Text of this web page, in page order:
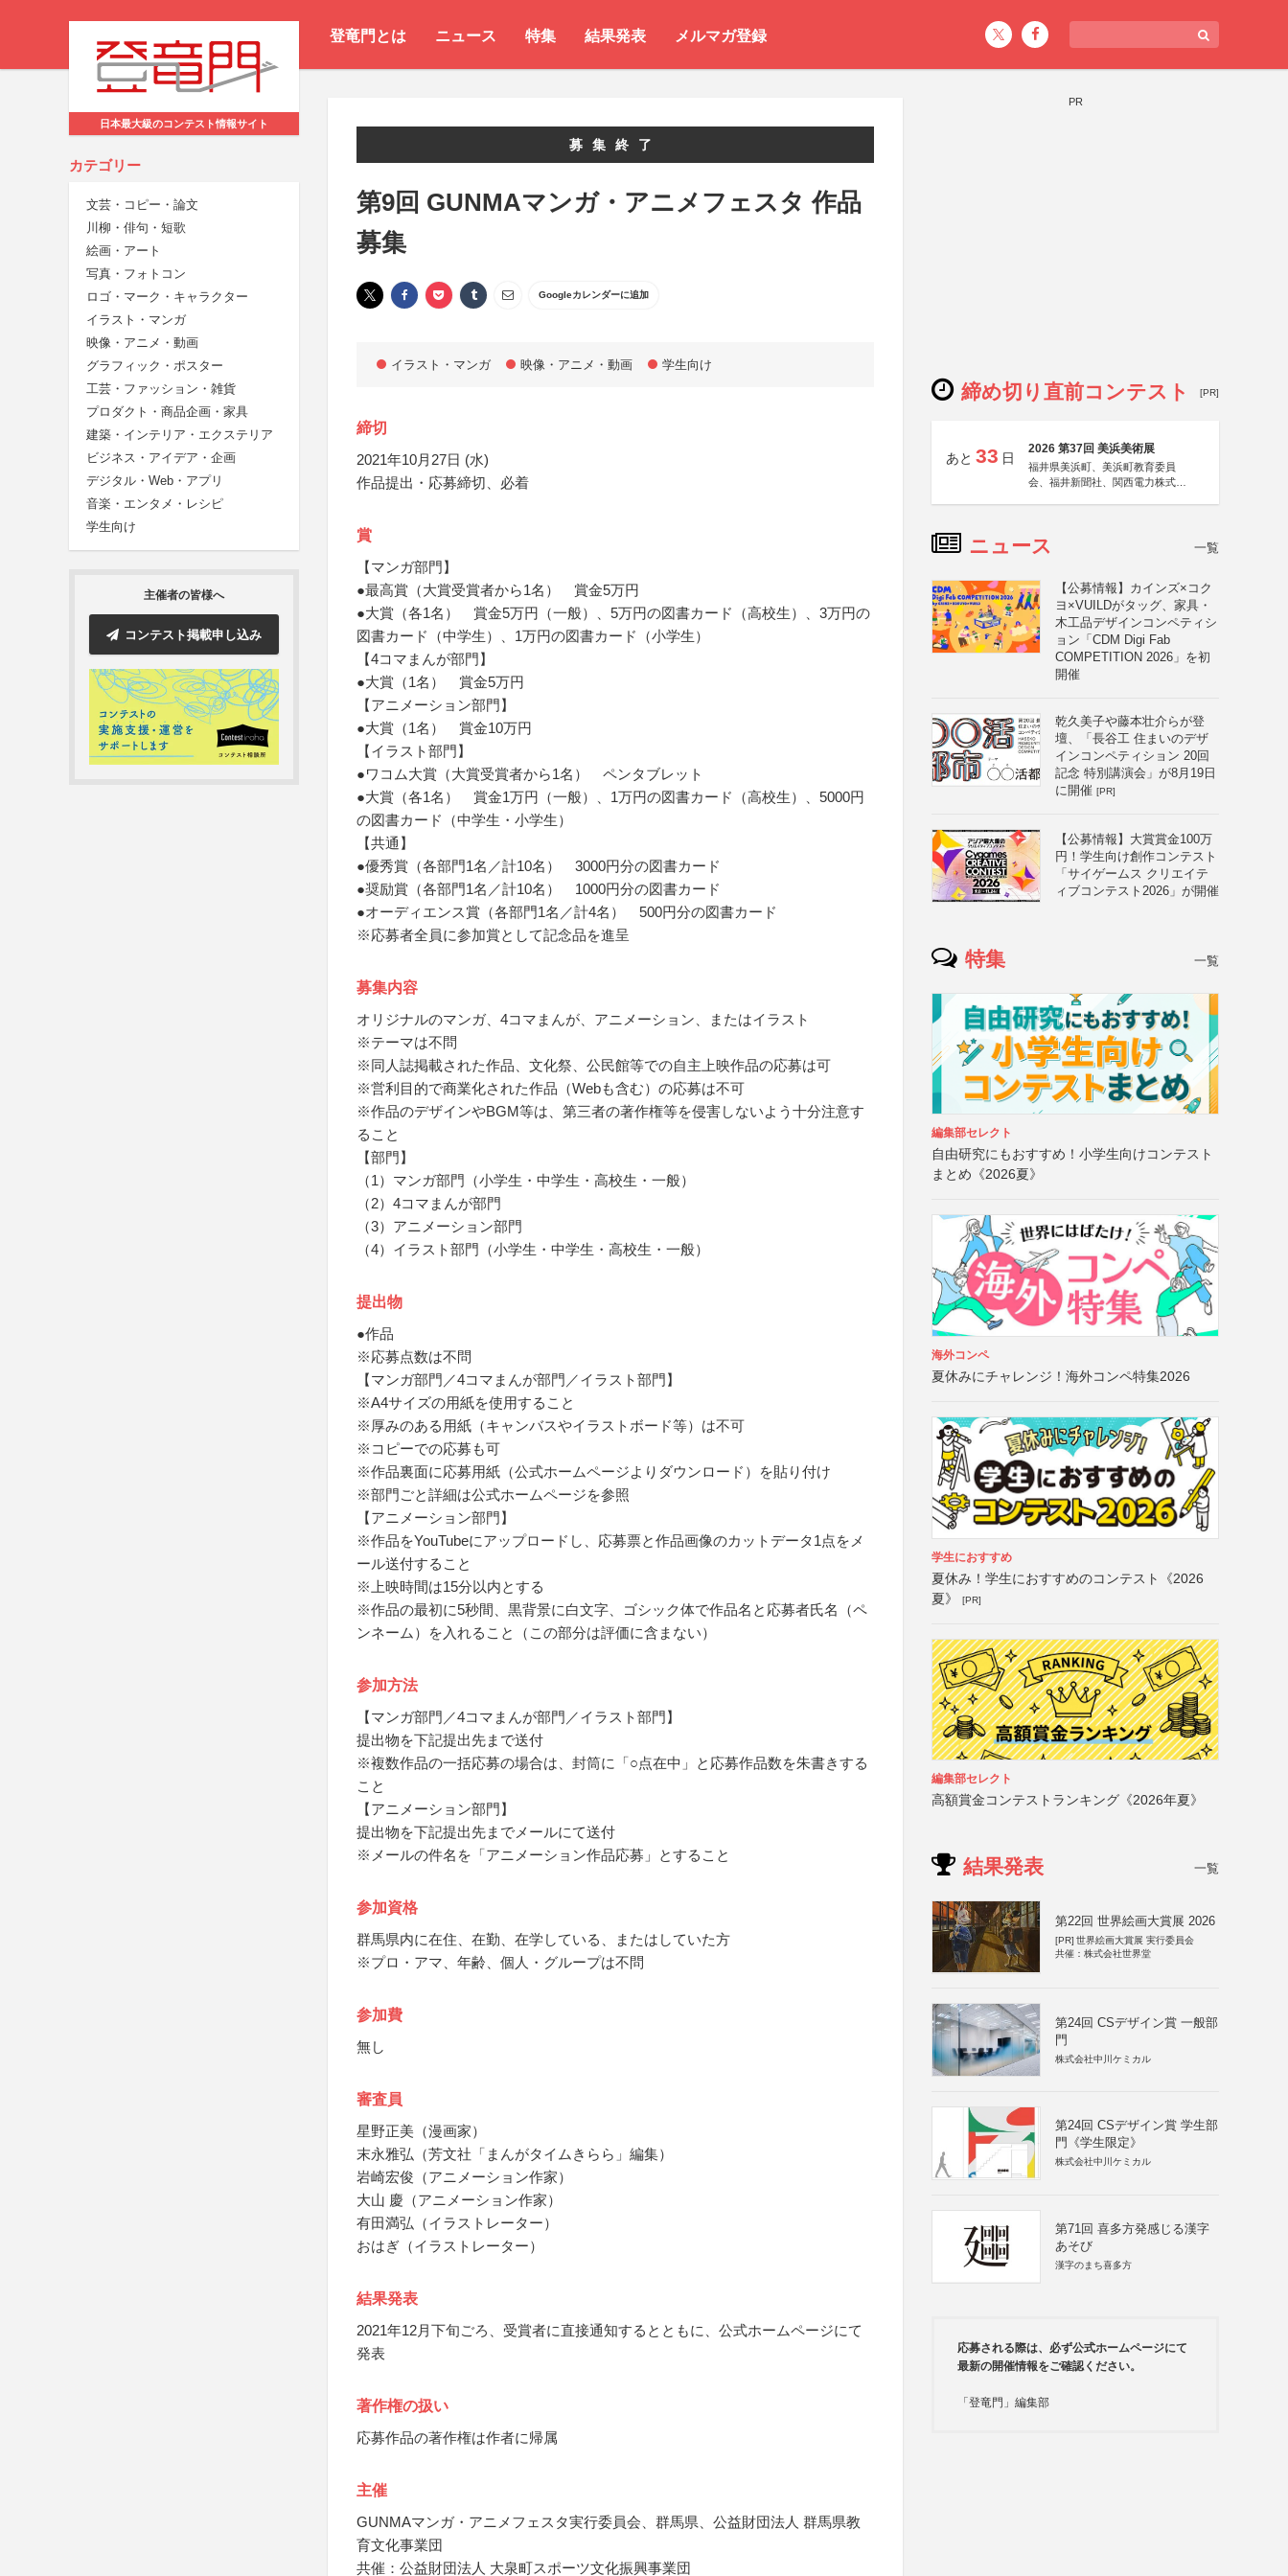
登竜門とは ニュース 特集 結果発表 メルマガ登録
日本最大級のコンテスト情報サイト
カテゴリー
文芸・コピー・論文
川柳・俳句・短歌
絵画・アート
写真・フォトコン
ロゴ・マーク・キャラクター
イラスト・マンガ
映像・アニメ・動画
グラフィック・ポスター
工芸・ファッション・雑貨
プロダクト・商品企画・家具
建築・インテリア・エクステリア
ビジネス・アイデア・企画
デジタル・Web・アプリ
音楽・エンタメ・レシピ
学生向け
主催者の皆様へ
コンテスト掲載申し込み
募集終了
第9回 GUNMAマンガ・アニメフェスタ 作品
募集
Googleカレンダーに追加
イラスト・マンガ 映像・アニメ・動画 学生向け
締切
2021年10月27日 (水)
作品提出・応募締切、必着
賞
【マンガ部門】
●最高賞（大賞受賞者から1名） 賞金5万円
●大賞（各1名） 賞金5万円（一般）、5万円の図書カード（高校生）、3万円の
図書カード（中学生）、1万円の図書カード（小学生）
【4コマまんが部門】
●大賞（1名） 賞金5万円
【アニメーション部門】
●大賞（1名） 賞金10万円
【イラスト部門】
●ワコム大賞（大賞受賞者から1名） ペンタブレット
●大賞（各1名） 賞金1万円（一般）、1万円の図書カード（高校生）、5000円
の図書カード（中学生・小学生）
【共通】
●優秀賞（各部門1名／計10名） 3000円分の図書カード
●奨励賞（各部門1名／計10名） 1000円分の図書カード
●オーディエンス賞（各部門1名／計4名） 500円分の図書カード
※応募者全員に参加賞として記念品を進呈
募集内容
オリジナルのマンガ、4コマまんが、アニメーション、またはイラスト
※テーマは不問
※同人誌掲載された作品、文化祭、公民館等での自主上映作品の応募は可
※営利目的で商業化された作品（Webも含む）の応募は不可
※作品のデザインやBGM等は、第三者の著作権等を侵害しないよう十分注意す
ること
【部門】
（1）マンガ部門（小学生・中学生・高校生・一般）
（2）4コマまんが部門
（3）アニメーション部門
（4）イラスト部門（小学生・中学生・高校生・一般）
提出物
●作品
※応募点数は不問
【マンガ部門／4コマまんが部門／イラスト部門】
※A4サイズの用紙を使用すること
※厚みのある用紙（キャンバスやイラストボード等）は不可
※コピーでの応募も可
※作品裏面に応募用紙（公式ホームページよりダウンロード）を貼り付け
※部門ごと詳細は公式ホームページを参照
【アニメーション部門】
※作品をYouTubeにアップロードし、応募票と作品画像のカットデータ1点をメ
ール送付すること
※上映時間は15分以内とする
※作品の最初に5秒間、黒背景に白文字、ゴシック体で作品名と応募者氏名（ペ
ンネーム）を入れること（この部分は評価に含まない）
参加方法
【マンガ部門／4コマまんが部門／イラスト部門】
提出物を下記提出先まで送付
※複数作品の一括応募の場合は、封筒に「○点在中」と応募作品数を朱書きする
こと
【アニメーション部門】
提出物を下記提出先までメールにて送付
※メールの件名を「アニメーション作品応募」とすること
参加資格
群馬県内に在住、在勤、在学している、またはしていた方
※プロ・アマ、年齢、個人・グループは不問
参加費
無し
審査員
星野正美（漫画家）
末永雅弘（芳文社「まんがタイムきらら」編集）
岩崎宏俊（アニメーション作家）
大山 慶（アニメーション作家）
有田満弘（イラストレーター）
おはぎ（イラストレーター）
結果発表
2021年12月下旬ごろ、受賞者に直接通知するとともに、公式ホームページにて
発表
著作権の扱い
応募作品の著作権は作者に帰属
主催
GUNMAマンガ・アニメフェスタ実行委員会、群馬県、公益財団法人 群馬県教
育文化事業団
共催：公益財団法人 大泉町スポーツ文化振興事業団
PR
締め切り直前コンテスト [PR]
あと 33 日
2026 第37回 美浜美術展
福井県美浜町、美浜町教育委員
会、福井新聞社、関西電力株式会
ニュース 一覧
【公募情報】カインズ×コク
ヨ×VUILDがタッグ、家具・
木工品デザインコンペティシ
ョン「CDM Digi Fab
COMPETITION 2026」を初
開催
乾久美子や藤本壮介らが登
壇、「長谷工 住まいのデザ
インコンペティション 20回
記念 特別講演会」が8月19日
に開催 [PR]
【公募情報】大賞賞金100万
円！学生向け創作コンテスト
「サイゲームス クリエイテ
ィブコンテスト2026」が開催
特集 一覧
編集部セレクト
自由研究にもおすすめ！小学生向けコンテスト
まとめ《2026夏》
海外コンペ
夏休みにチャレンジ！海外コンペ特集2026
学生におすすめ
夏休み！学生におすすめのコンテスト《2026
夏》
[PR]
編集部セレクト
高額賞金コンテストランキング《2026年夏》
結果発表 一覧
第22回 世界絵画大賞展 2026
[PR] 世界絵画大賞展 実行委員会
共催：株式会社世界堂
第24回 CSデザイン賞 一般部
門
株式会社中川ケミカル
第24回 CSデザイン賞 学生部
門《学生限定》
株式会社中川ケミカル
第71回 喜多方発感じる漢字
あそび
漢字のまち喜多方
応募される際は、必ず公式ホームページにて
最新の開催情報をご確認ください。
「登竜門」編集部